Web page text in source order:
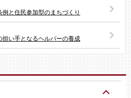
と住民参加型のまちづくり
い手となるヘルパーの養成